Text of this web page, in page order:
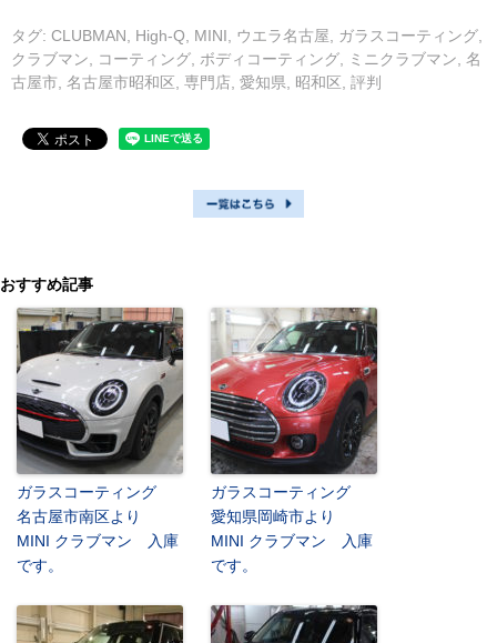
タグ: CLUBMAN High-Q MINI ウエラ名古屋 ガラスコーティング
クラブマン
コーティング ボディコーティング ミニクラブマン 名
古屋市 名古屋市昭和区 専門店 愛知県 昭和区 評判
おすすめ記事
ガラスコーティング
名古屋市南区より
MINI クラブマン 入庫
です。
ガラスコーティング
愛知県岡崎市より
MINI クラブマン 入庫
です。